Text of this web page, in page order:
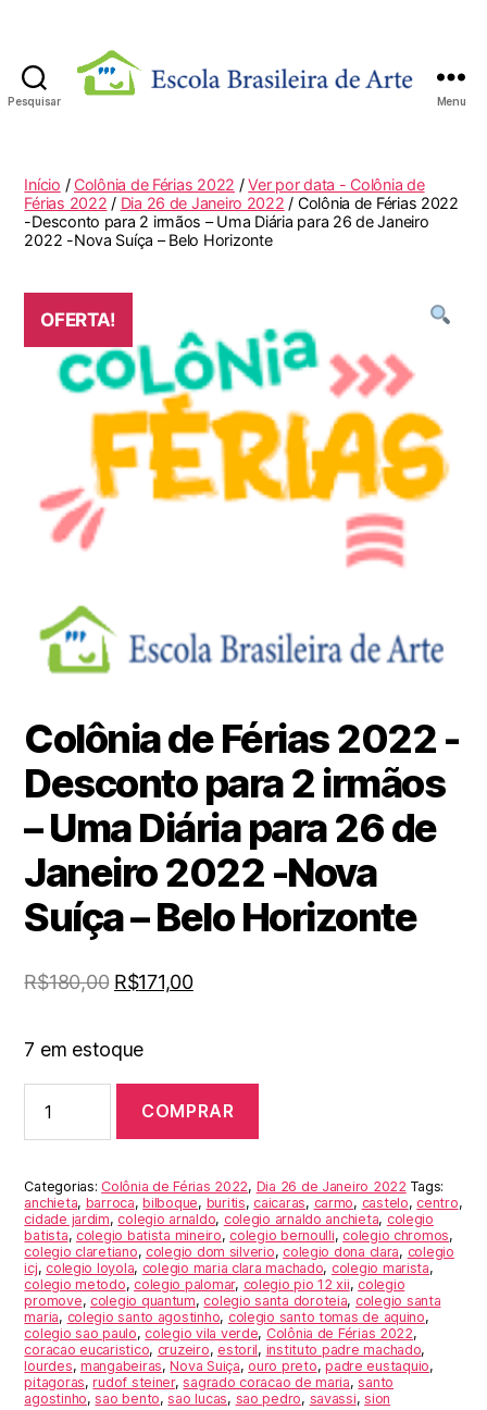
Pesquisar
de
Arte
Menu
Início / Colônia de Férias 2022 /Ver por data - Colônia de
Férias 2022 / Dia 26 de Janeiro 2022 / Colônia de Férias 2022
-Desconto para 2 irmãos – Uma Diária para 26 de Janeiro
2022 -Nova Suíça – Belo Horizonte
OFERTA!
Colônia de Férias 2022 -
Desconto para 2 irmãos
– Uma Diária para 26 de
Janeiro 2022 -Nova
Suíça – Belo Horizonte
R$180,00 R$171,00
7 em estoque
Férias
-
Desconto
para
2
irmãos
-
Uma
Diária
para
26
de
COMPRAR
Categorias: Colônia de Férias 2022, Dia 26 de Janeiro 2022 Tags:
anchieta, barroca,bilboque, buritis, caicaras, carmo, castelo, centro,
cidade jardim, colegio arnaldo, colegio arnaldo anchieta, colegio
batista, colegio batista mineiro, colegio bernoulli, colegio chromos,
colegio claretiano, colegio dom silverio, colegio dona clara, colegio
icj, colegio loyola, colegio maria clara machado, colegio marista,
colegio metodo, colegio palomar, colegio pio 12 xii, colegio
promove, colegio quantum, colegio santa doroteia, colegio santa
maria, colegio santo agostinho, colegio santo tomas de aquino,
colegio sao paulo, colegio vila verde, Colônia de Férias 2022,
coracao eucaristico, cruzeiro, estoril, instituto padre machado,
lourdes, mangabeiras,Nova Suiça, ouro preto,padre eustaquio,
pitagoras,rudof steiner,sagrado coracao de maria,santo
agostinho,sao bento,sao lucas, sao pedro, savassi,sion